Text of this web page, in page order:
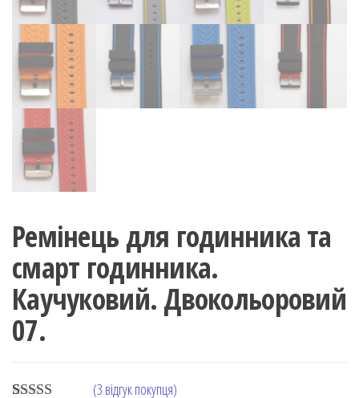
Ремінець для годинника та
смарт годинника.
Каучуковий. Двокольоровий
07.
(3 відгук покупця)